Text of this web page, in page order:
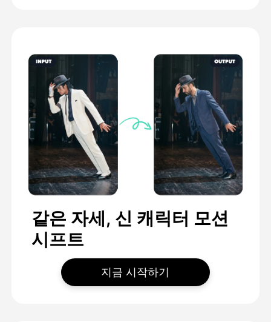
같은 자세, 신 캐릭터 모션
시프트
지금 시작하기